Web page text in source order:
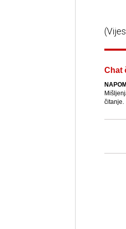
Chat
čitanje.